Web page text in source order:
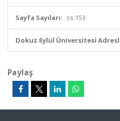
Sayfa Sayıları: ss.153
Dokuz Eylül Üniversitesi
Paylaş